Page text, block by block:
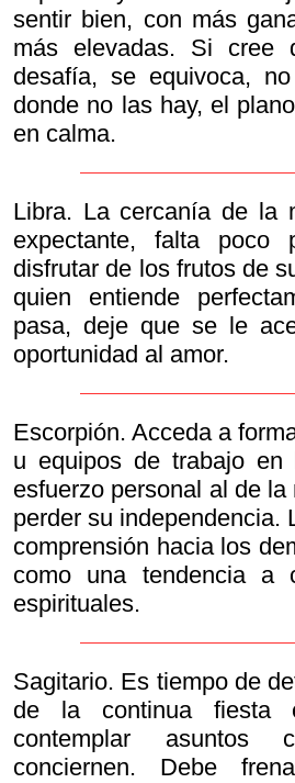
sentir bien, con más
más elevadas. Si cree
desafía, se equivoca,
donde no las hay, el
en calma.
Libra. La cercanía de la
expectante, falta poco
disfrutar de los frutos de
quien entiende
pasa, deje que se le
oportunidad al amor.
Escorpión. Acceda a
u equipos de trabajo
esfuerzo personal al de
perder su independencia.
comprensión hacia los
como una tendencia a
espirituales.
Sagitario. Es tiempo de
de la continua
contemplar
conciernen. Debe